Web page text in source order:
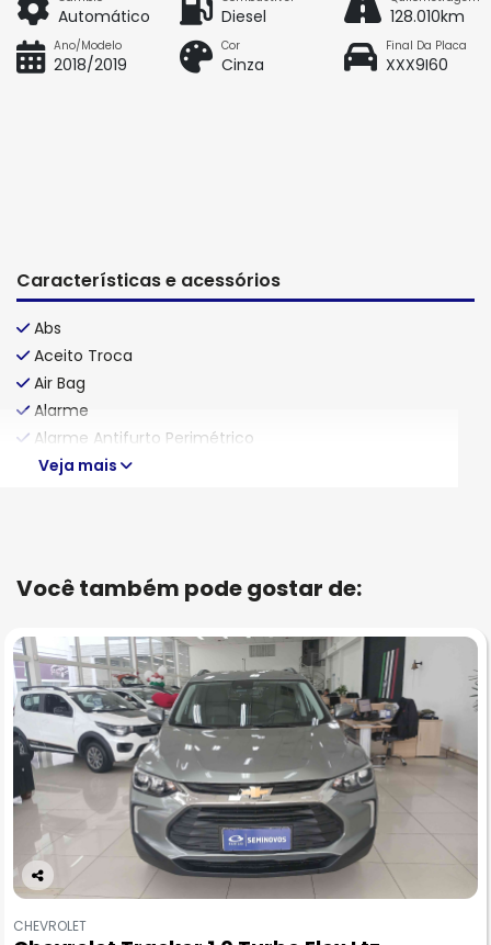
Automático Diesel 128.010km
Ano/Modelo
2018/2019
Cor
Cinza
Final Da Placa
XXX9I60
Características e acessórios
Abs
Aceito Troca
Air Bag
Alarme
Alarme Antifurto Perimétrico
Veja mais
Você também pode gostar de:
Co
pa
CHEVROLET